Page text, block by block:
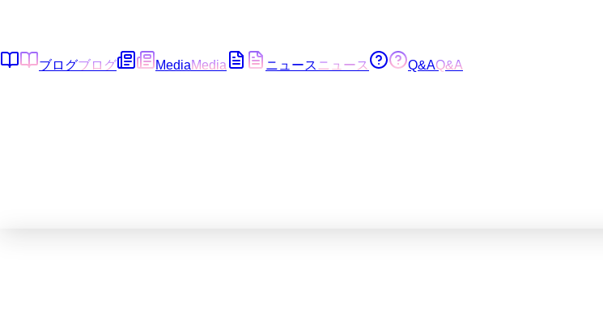
ブログブログ MediaMedia ニュース ニュース Q&AQ&A